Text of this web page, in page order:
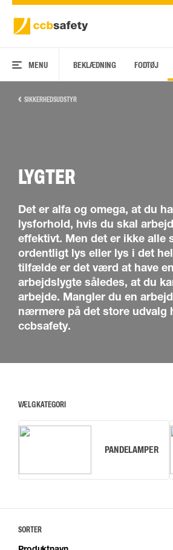
MENU BEKLÆDNING FODTØJ
SIKKERHEDSUDSTYR
LYGTER
Det er alfa og omega, at du
lysforhold, hvis du skal
effektivt. Men det er ikke alle
ordentligt lys eller lys i det
tilfælde er det værd at have
arbejdslygte således, at du
arbejde. Mangler du en
nærmere på det store udvalg
ccbsafety.
VÆLG KATEGORI
PANDELAMPER
SORTER